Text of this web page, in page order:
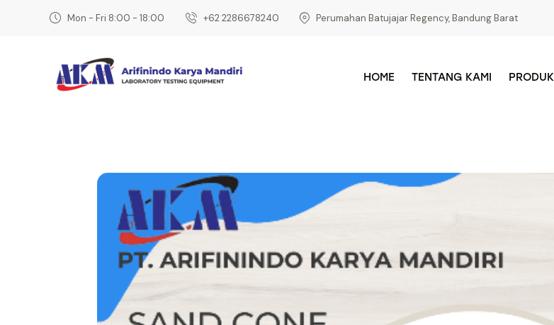
Mon - Fri 8:00 - 18:00 ‎+62 2286678240 Perumahan Batujajar Regency, Bandung Barat
HOME TENTANG KAMI PRODUK